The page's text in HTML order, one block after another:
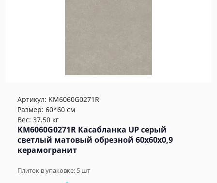
Артикул: KM6060G0271R
Размер: 60*60 см
Вес: 37.50 кг
KM6060G0271R Касабланка UP серый
светлый матовый обрезной 60x60x0,9
керамогранит
Плиток в упаковке: 5 шт